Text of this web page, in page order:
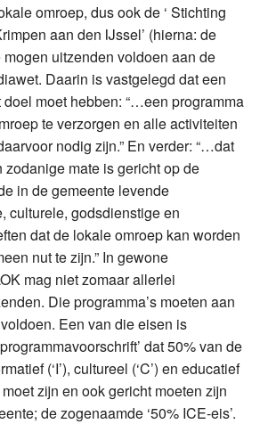
omroep, dus ook de ‘ Stichting
aan den IJssel’ (hierna: de
mogen uitzenden voldoen aan de
Daarin is vastgelegd dat een
doel moet hebben: “…een programma
te verzorgen en alle activiteiten
nodig zijn.” En verder: “…dat
zodanige mate is gericht op de
in de gemeente levende
culturele, godsdienstige en
dat de lokale omroep kan worden
nut te zijn.” In gewone
mag niet zomaar allerlei
Die programma’s moeten aan
Een van die eisen is
dat 50% van de
(‘I’), cultureel (‘C’) en educatief
moet zijn en ook gericht moeten zijn
de zogenaamde ‘50% ICE-eis’.